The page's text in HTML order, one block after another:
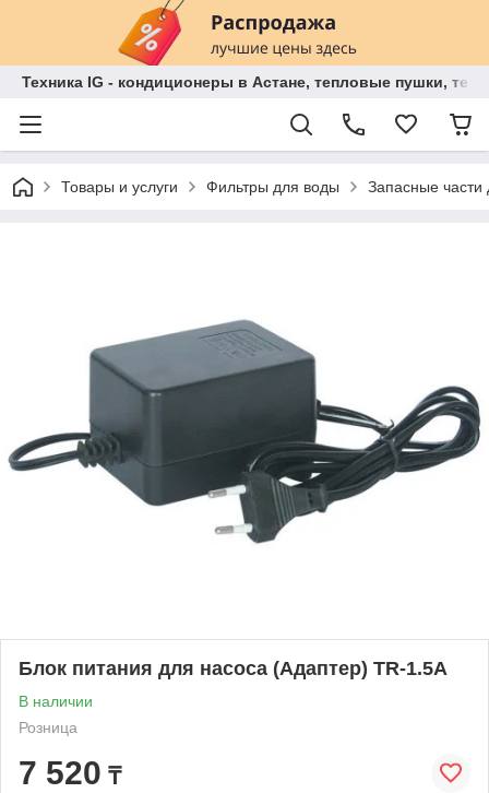
Техника IG - кондиционеры в Астане, тепловые пушки,
Товары и услуги Фильтры для воды Запасные части
Блок питания для насоса (Адаптер) TR-1.5A
В наличии
Розница
7 520 ₸